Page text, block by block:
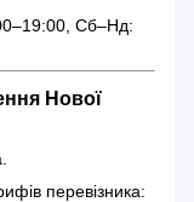
Сб–Нд:
Нової
перевізника: